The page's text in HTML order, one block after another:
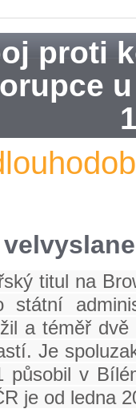
proti
titul na
státní
a téměř
Je
působil v
je od ledna